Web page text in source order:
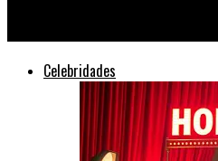
Celebridades